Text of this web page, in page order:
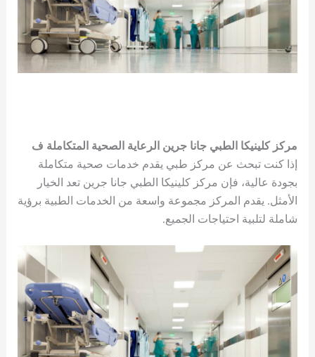
مركز كلينيكا الطبي جانا جرين الرعاية الصحية المتكاملة ف
إذا كنت تبحث عن مركز طبي يقدم خدمات صحية متكاملة
بجودة عالية، فإن مركز كلينيكا الطبي جانا جرين تعد الخيار
الأمثل. يقدم المركز مجموعة واسعة من الخدمات الطبية برؤية
شاملة لتلبية احتياجات الجميع.